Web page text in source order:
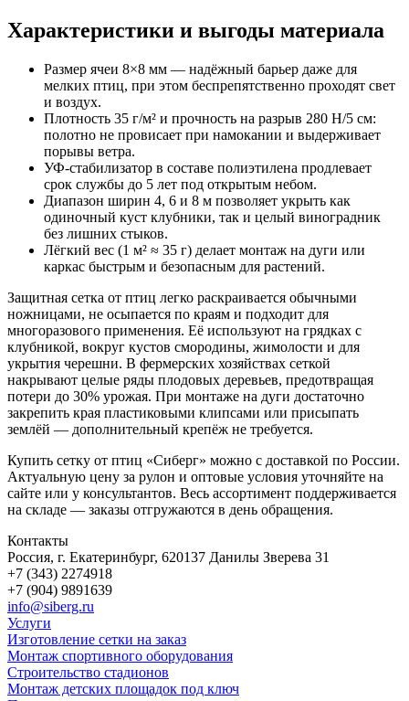
Характеристики и выгоды материала
Размер ячеи 8×8 мм — надёжный барьер даже для
мелких птиц, при этом беспрепятственно проходят свет
и воздух.
Плотность 35 г/м² и прочность на разрыв 280 Н/5 см:
полотно не провисает при намокании и выдерживает
порывы ветра.
УФ-стабилизатор в составе полиэтилена продлевает
срок службы до 5 лет под открытым небом.
Диапазон ширин 4, 6 и 8 м позволяет укрыть как
одиночный куст клубники, так и целый виноградник
без лишних стыков.
Лёгкий вес (1 м² ≈ 35 г) делает монтаж на дуги или
каркас быстрым и безопасным для растений.
Защитная сетка от птиц легко раскраивается обычными
ножницами, не осыпается по краям и подходит для
многоразового применения. Её используют на грядках с
клубникой, вокруг кустов смородины, жимолости и для
укрытия черешни. В фермерских хозяйствах сеткой
накрывают целые ряды плодовых деревьев, предотвращая
потери до 30% урожая. При монтаже на дуги достаточно
закрепить края пластиковыми клипсами или присыпать
землёй — дополнительный крепёж не требуется.
Купить сетку от птиц «Сиберг» можно с доставкой по России.
Актуальную цену за рулон и оптовые условия уточняйте на
сайте или у консультантов. Весь ассортимент поддерживается
на складе — заказы отгружаются в день обращения.
Контакты
Россия, г. Екатеринбург, 620137 Данилы Зверева 31
+7 (343) 2274918
+7 (904) 9891639
info@siberg.ru
Услуги
Изготовление сетки на заказ
Монтаж спортивного оборудования
Строительство стадионов
Монтаж детских площадок под ключ